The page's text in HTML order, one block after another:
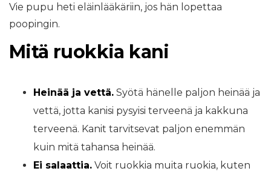
Vie pupu heti eläinlääkäriin, jos hän lopettaa
poopingin.
Mitä ruokkia kani
Heinää ja vettä. Syötä hänelle paljon heinää ja
vettä, jotta kanisi pysyisi terveenä ja kakkuna
terveenä. Kanit tarvitsevat paljon enemmän
kuin mitä tahansa heinää.
Ei salaattia. Voit ruokkia muita ruokia, kuten